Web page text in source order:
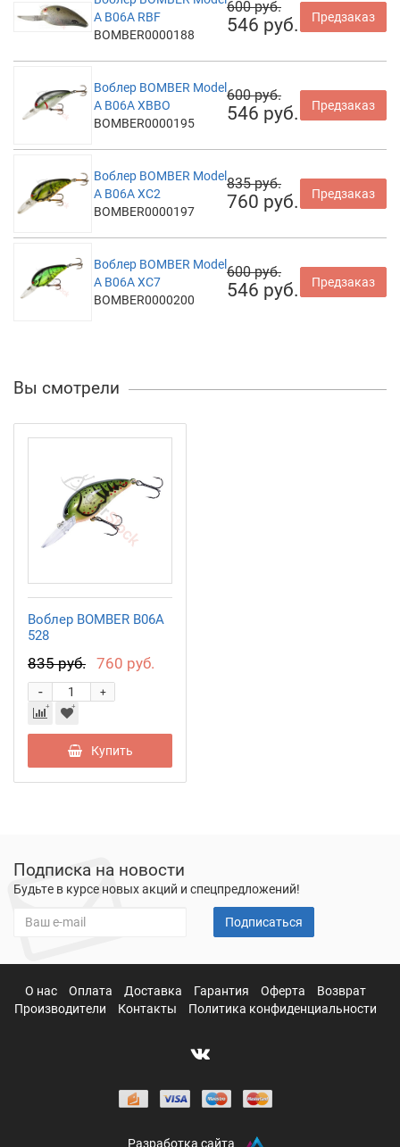
A B06A RBF
BOMBER0000188
600 руб.
546 руб. Предзаказ
Воблер BOMBER Model
A B06A XBBO
BOMBER0000195
600 руб.
546 руб. Предзаказ
Воблер BOMBER Model
A B06A XC2
BOMBER0000197
835 руб.
760 руб. Предзаказ
Воблер BOMBER Model
A B06A XC7
BOMBER0000200
600 руб.
546 руб. Предзаказ
Вы смотрели
Воблер BOMBER B06A
528
835 руб. 760 руб.
+
-
Купить
Подписка на новости
Будьте в курсе новых акций и спецпредложений!
Подписаться
О нас Оплата Доставка Гарантия Оферта
Возврат
Производители
Контакты Политика конфиденциальности
Разработка сайта